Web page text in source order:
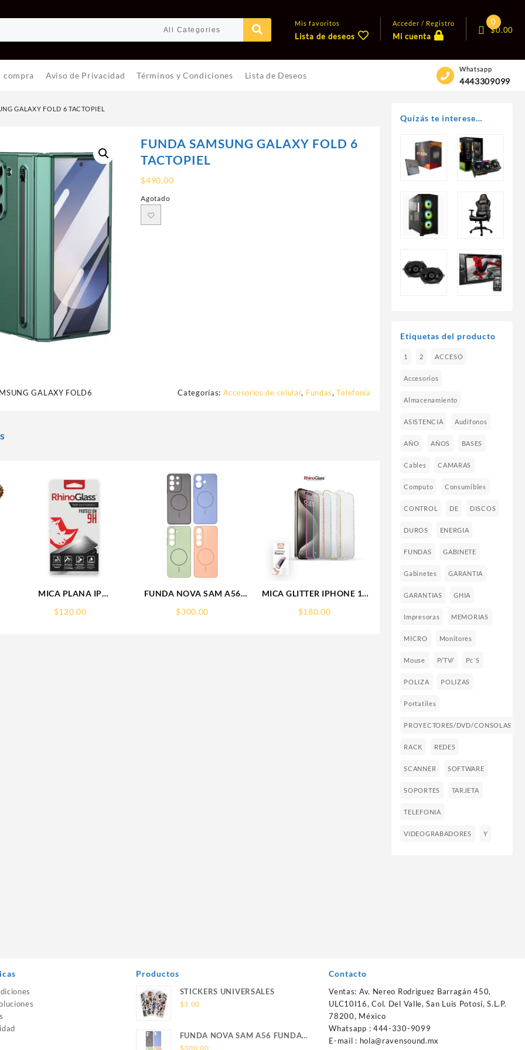
Mis favoritos
Lista de deseos
Acceder / Registro
Mi cuenta
0
$0.00
compra Aviso de Privacidad Términos y Condiciones Lista de Deseos
Whatsapp
4443309099
GALAXY FOLD 6 TACTOPIEL
FUNDA SAMSUNG GALAXY FOLD 6
TACTOPIEL
$490.00
Agotado
GALAXY FOLD6 Categorías: Accesorios de celular, Fundas,Telefonía
MICA PLANA IP
9H RHINOGLASS
$120.00
FUNDA NOVA SAM A56
SOPORTE MAGNETICO
$300.00
MICA GLITTER IPHONE 17
GLITTER FRAME
$180.00
Quízás te interese…
Etiquetas del producto
1 2 ACCESO
Accesorios
Almacenamiento
ASISTENCIA Audífonos
AÑO AÑOS BASES
Cables CAMARAS
Computo Consumibles
CONTROL DE DISCOS
DUROS ENERGIA
FUNDAS GABINETE
Gabinetes GARANTIA
GARANTIAS GHIA
Impresoras MEMORIAS
MICRO Monitores
Mouse P/TV/ Pc´s
POLIZA POLIZAS
Portatiles
PROYECTORES/DVD/CONSOLAS
RACK REDES
SCANNER SOFTWARE
SOPORTES TARJETA
TELEFONIA
VIDEOGRABADORES Y
Productos
STICKERS UNIVERSALES
$3.00
FUNDA NOVA SAM A56 FUNDA
SILICONA SIN SOPORTE
$300.00
Contacto
Ventas: Av. Nereo Rodriguez Barragán 450,
ULC10I16, Col. Del Valle, San Luis Potosí, S.L.P.
78200, México
Whatsapp : 444-330-9099
E-mail : hola@ravensound.mx